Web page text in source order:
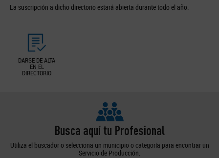
La suscripción a dicho directorio estará abierta durante todo el año.
DARSE DE ALTA
EN EL
DIRECTORIO
Busca aquí tu Profesional
Utiliza el buscador o selecciona un municipio o categoría para encontrar un
Servicio de Producción.